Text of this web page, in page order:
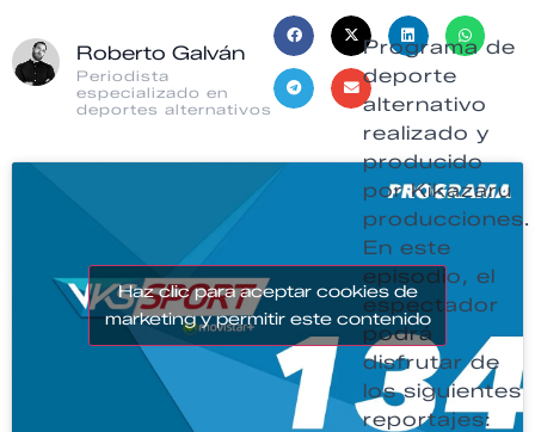
Roberto Galván
Periodista
especializado en
deportes alternativos
Programa de
deporte
alternativo
realizado y
producido
por Kikazaru
producciones.
En este
episodio, el
espectador
podrá
disfrutar de
los siguientes
reportajes:
Haz clic para aceptar cookies de
marketing y permitir este contenido